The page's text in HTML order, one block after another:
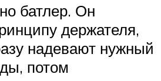
батлер. Он
держателя,
надевают нужный
потом